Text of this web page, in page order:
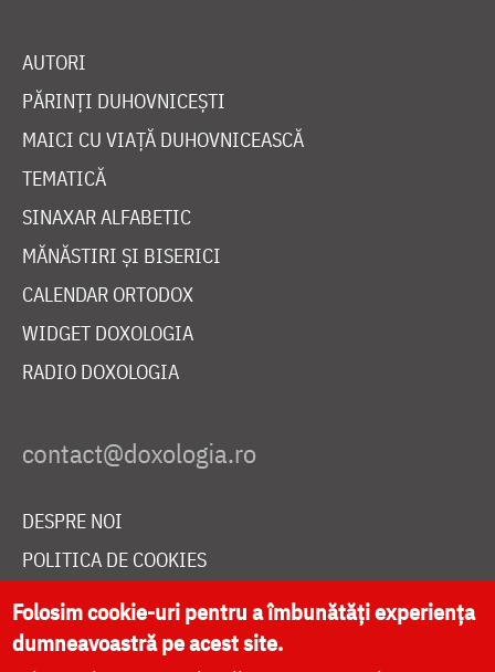
AUTORI
PĂRINȚI DUHOVNICEȘTI
MAICI CU VIAȚĂ DUHOVNICEASCĂ
TEMATICĂ
SINAXAR ALFABETIC
MĂNĂSTIRI ȘI BISERICI
CALENDAR ORTODOX
WIDGET DOXOLOGIA
RADIO DOXOLOGIA
DESPRE NOI
POLITICA DE COOKIES
DONEAZĂ ONLINE PENTRU CATEDRALA NAȚIONALĂ
Folosim cookie-uri pentru a îmbunătăți experiența
dumneavoastră pe acest site.